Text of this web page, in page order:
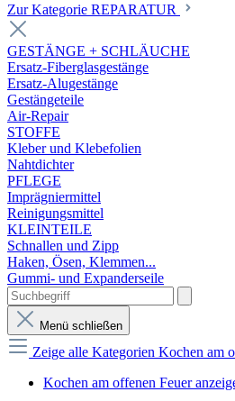
Zur Kategorie REPARATUR
GESTÄNGE + SCHLÄUCHE
Ersatz-Fiberglasgestänge
Ersatz-Alugestänge
Gestängeteile
Air-Repair
STOFFE
Kleber und Klebefolien
Nahtdichter
PFLEGE
Imprägniermittel
Reinigungsmittel
KLEINTEILE
Schnallen und Zipp
Haken, Ösen, Klemmen...
Gummi- und Expanderseile
Menü schließen
Zeige alle Kategorien Kochen am
Kochen am offenen Feuer